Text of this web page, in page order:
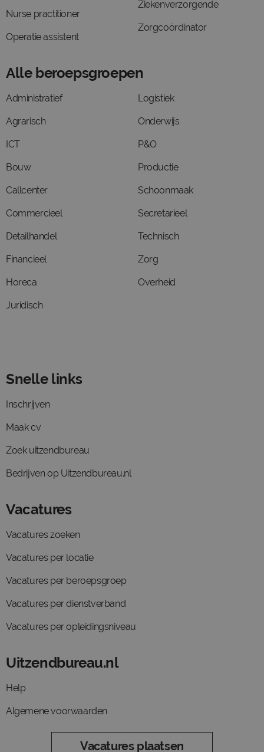
Nurse practitioner
Operatie assistent
Ziekenverzorgende
Zorgcoördinator
Alle beroepsgroepen
Administratief
Agrarisch
ICT
Bouw
Callcenter
Commercieel
Detailhandel
Financieel
Horeca
Juridisch
Logistiek
Onderwijs
P&O
Productie
Schoonmaak
Secretarieel
Technisch
Zorg
Overheid
Snelle links
Inschrijven
Maak cv
Zoek uitzendbureau
Bedrijven op Uitzendbureau.nl
Vacatures
Vacatures zoeken
Vacatures per locatie
Vacatures per beroepsgroep
Vacatures per dienstverband
Vacatures per opleidingsniveau
Uitzendbureau.nl
Help
Algemene voorwaarden
Vacatures plaatsen